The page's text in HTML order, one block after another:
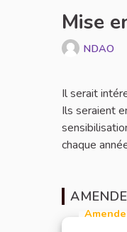
Mise
NDAO
Il serait
Ils seraient
chaque